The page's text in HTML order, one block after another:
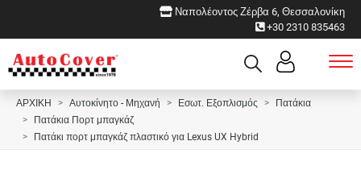
Ναπολέοντος Ζέρβα 6, Θεσσαλονίκη
+30 2310 835463
ΑΡΧΙΚΗ Αυτοκίνητο - Μηχανή Εσωτ. Εξοπλισμός
Πατάκια
Πατάκια Πορτ μπαγκάζ
Πατάκι πορτ μπαγκάζ πλαστικό για Lexus UX Hybrid